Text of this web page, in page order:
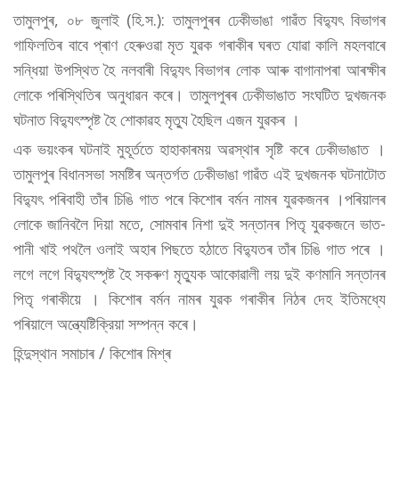
তামুলপুৰ, ০৮ জুলাই (হি.স.): তামুলপুৰৰ ঢেকীভাঙা গাৱঁত বিদ্যুৎ বিভাগৰ
গাফিলতিৰ বাবে প্ৰাণ হেৰুওৱা মৃত যুৱক গৰাকীৰ ঘৰত যোৱা কালি মহলবাৰে
সন্ধিয়া উপস্থিত হৈ নলবাৰী বিদ্যুৎ বিভাগৰ লোক আৰু বাগানাপৰা আৰক্ষীৰ
লোকে পৰিস্থিতিৰ অনুধাৱন কৰে। তামুলপুৰৰ ঢেকীভাঙাত সংঘটিত দুখজনক
ঘটনাত বিদ্যুৎস্পৃষ্ট হৈ শোকাৱহ মৃত্যু হৈছিল এজন যুৱকৰ ।
এক ভয়ংকৰ ঘটনাই মুহূৰ্ততে হাহাকাৰময় অৱস্থাৰ সৃষ্টি কৰে ঢেকীভাঙাত ।
তামুলপুৰ বিধানসভা সমষ্টিৰ অন্তৰ্গত ঢেকীভাঙা গাৱঁত এই দুখজনক ঘটনাটোত
বিদ্যুৎ পৰিবাহী তাঁৰ চিঙি গাত পৰে কিশোৰ বৰ্মন নামৰ যুৱকজনৰ ।পৰিয়ালৰ
লোকে জানিবলৈ দিয়া মতে, সোমবাৰ নিশা দুই সন্তানৰ পিতৃ যুৱকজনে ভাত-
পানী খাই পথলৈ ওলাই অহাৰ পিছতে হঠাতে বিদ্যুতৰ তাঁৰ চিঙি গাত পৰে ।
লগে লগে বিদ্যুৎস্পৃষ্ট হৈ সকৰুণ মৃত্যুক আকোৱালী লয় দুই কণমানি সন্তানৰ
পিতৃ গৰাকীয়ে । কিশোৰ বৰ্মন নামৰ যুৱক গৰাকীৰ নিঠৰ দেহ ইতিমধ্যে
পৰিয়ালে অন্ত্যেষ্টিক্রিয়া সম্পন্ন কৰে।
হিন্দুস্থান সমাচাৰ / কিশোৰ মিশ্ৰ